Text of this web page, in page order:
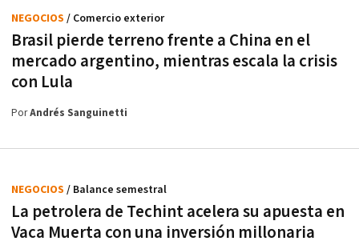
Brasil pierde terreno frente a China en el
mercado argentino, mientras escala la crisis
con Lula
NEGOCIOS / Comercio exterior
PorAndrés Sanguinetti
La petrolera de Techint acelera su apuesta en
Vaca Muerta con una inversión millonaria
NEGOCIOS / Balance semestral